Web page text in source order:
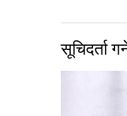
सूचिदर्ता